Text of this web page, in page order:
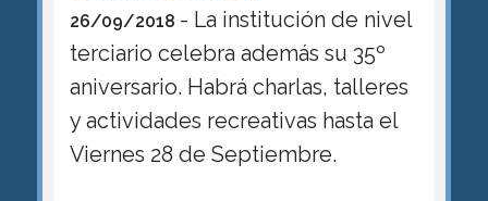
26/09/2018 - La institución de nivel
terciario celebra además su 35º
aniversario. Habrá charlas, talleres
y actividades recreativas hasta el
Viernes 28 de Septiembre.